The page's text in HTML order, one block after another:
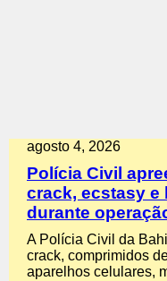
agosto 4, 2026
Polícia Civil
crack, ecstasy e
durante
A Polícia Civil da
crack, comprimidos
aparelhos celulares,